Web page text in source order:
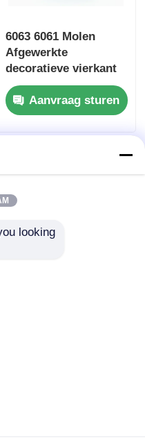
6063 6061 Molen
Afgewerkte
decoratieve vierkant
aluminium buis,
rechthoekige
aluminium buis
Aanvraag sturen
looking